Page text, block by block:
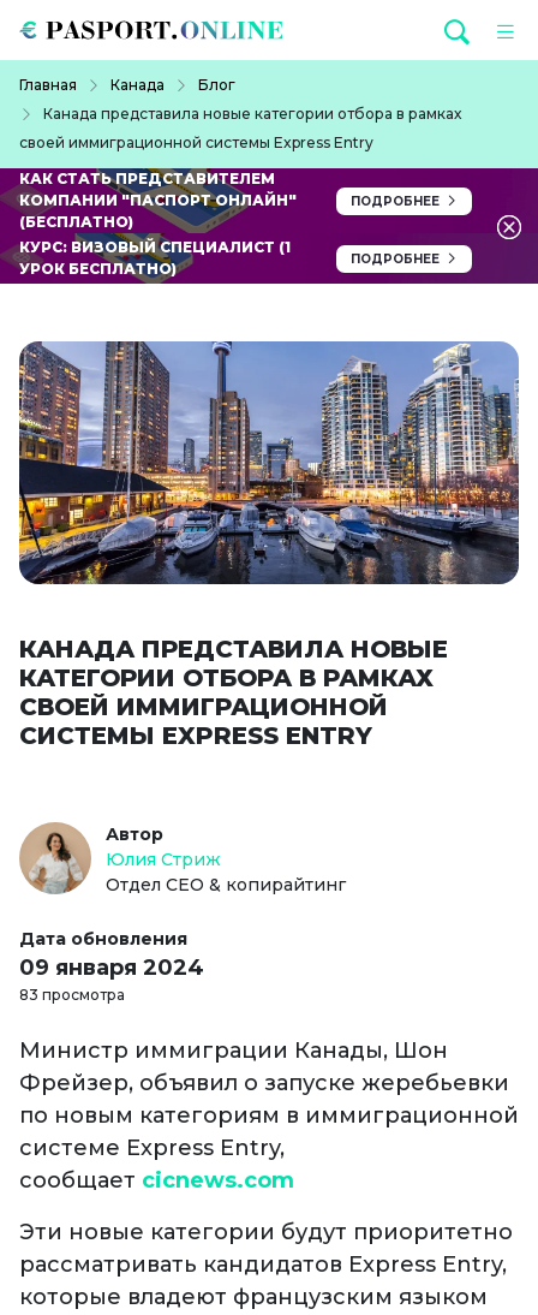
Главная Канада
Блог
Канада представила новые категории отбора в рамках
своей иммиграционной системы Express Entry
КАК СТАТЬ ПРЕДСТАВИТЕЛЕМ
КОМПАНИИ "ПАСПОРТ ОНЛАЙН"
(БЕСПЛАТНО)
ПОДРОБНЕЕ
КУРС: ВИЗОВЫЙ СПЕЦИАЛИСТ (1
УРОК БЕСПЛАТНО)
ПОДРОБНЕЕ
КАНАДА ПРЕДСТАВИЛА НОВЫЕ
КАТЕГОРИИ ОТБОРА В РАМКАХ
СВОЕЙ ИММИГРАЦИОННОЙ
СИСТЕМЫ EXPRESS ENTRY
Автор
Юлия Стриж
Отдел СЕО & копирайтинг
Дата обновления
09 января 2024
83 просмотра
Министр иммиграции Канады, Шон
Фрейзер, объявил о запуске жеребьевки
по новым категориям в иммиграционной
системе Express Entry,
сообщает cicnews.com
Эти новые категории будут приоритетно
рассматривать кандидатов Express Entry,
которые владеют французским языком